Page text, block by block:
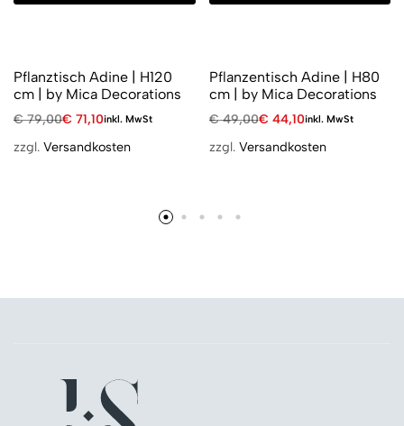
Pflanztisch Adine | H120
cm | by Mica Decorations
€79,00€ 71,10inkl. MwSt
zzgl. Versandkosten
Pflanzentisch Adine | H80
cm | by Mica Decorations
€49,00€ 44,10inkl. MwSt
zzgl. Versandkosten